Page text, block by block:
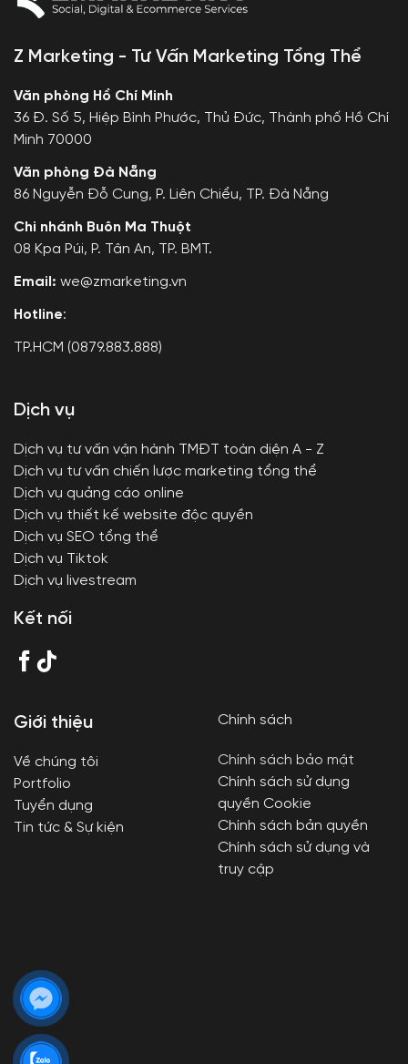
Z Marketing - Tư Vấn Marketing Tổng Thể
Văn phòng Hồ Chí Minh
36 Đ. Số 5, Hiệp Bình Phước, Thủ Đức, Thành phố Hồ Chí
Minh 70000
Văn phòng Đà Nẵng
86 Nguyễn Đỗ Cung, P. Liên Chiểu, TP. Đà Nẵng
Chi nhánh Buôn Ma Thuột
08 Kpa Púi, P. Tân An, TP. BMT.
Email: we@zmarketing.vn
Hotline:
TP.HCM (0879.883.888)
Dịch vụ
Dịch vụ tư vấn vận hành TMĐT toàn diện A - Z
Dịch vụ tư vấn chiến lược marketing tổng thể
Dịch vụ quảng cáo online
Dịch vụ thiết kế website độc quyền
Dịch vụ SEO tổng thể
Dịch vụ Tiktok
Dịch vụ livestream
Kết nối
Giới thiệu
Về chúng tôi
Portfolio
Tuyển dụng
Tin tức & Sự kiện
Chính sách
Chính sách bảo mật
Chính sách sử dụng
quyền Cookie
Chính sách bản quyền
Chính sách sử dụng và
truy cập